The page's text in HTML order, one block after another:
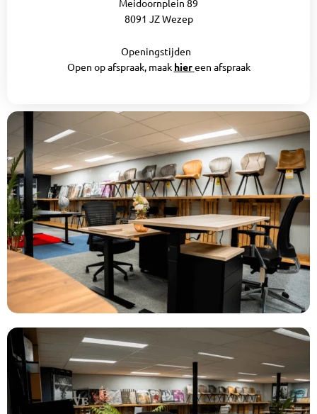
Meidoornplein 89
8091 JZ Wezep
Openingstijden
Open op afspraak, maak hiereen afspraak